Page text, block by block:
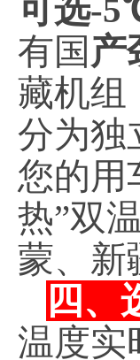
可选-
有国 产
藏机组
分为独
您的用
热”双
蒙、新
四、
温度实